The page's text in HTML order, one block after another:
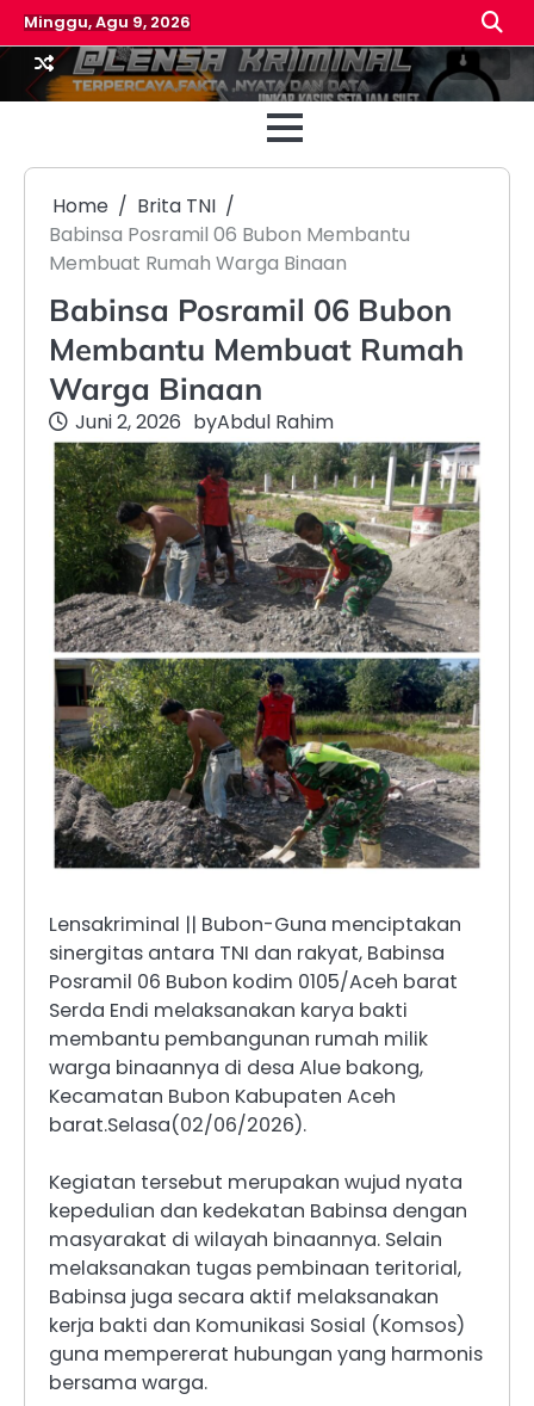
Skip
to
content
Minggu, Agu 9, 2026
Beranda
Home
Brita TNI
Babinsa Posramil 06 Bubon Membantu
Membuat Rumah Warga Binaan
Babinsa Posramil 06 Bubon
Membantu Membuat Rumah
Warga Binaan
Juni 2, 2026 byAbdul Rahim
Lensakriminal || Bubon-Guna menciptakan
sinergitas antara TNI dan rakyat, Babinsa
Posramil 06 Bubon kodim 0105/Aceh barat
Serda Endi melaksanakan karya bakti
membantu pembangunan rumah milik
warga binaannya di desa Alue bakong,
Kecamatan Bubon Kabupaten Aceh
barat.Selasa(02/06/2026).
Kegiatan tersebut merupakan wujud nyata
kepedulian dan kedekatan Babinsa dengan
masyarakat di wilayah binaannya. Selain
melaksanakan tugas pembinaan teritorial,
Babinsa juga secara aktif melaksanakan
kerja bakti dan Komunikasi Sosial (Komsos)
guna mempererat hubungan yang harmonis
bersama warga.